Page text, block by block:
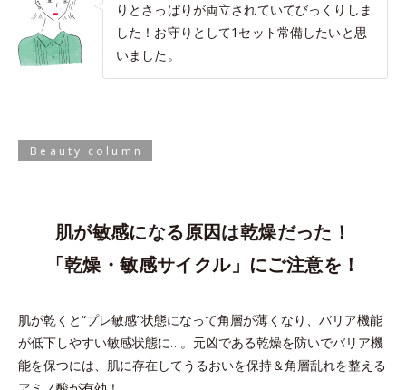
りとさっぱりが両立されていてびっくりしま
した！お守りとして1セット常備したいと思
いました。
Beauty column
肌が敏感になる原因は乾燥だった！
「乾燥・敏感サイクル」にご注意を！
肌が乾くと“プレ敏感”状態になって角層が薄くなり、バリア機能
が低下しやすい敏感状態に…。 元凶である乾燥を防いでバリア機
能を保つには、肌に存在してうるおいを保持＆角層乱れを整える